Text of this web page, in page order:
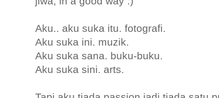
Aku.. aku suka itu. fotografi.
Aku suka ini. muzik.
Aku suka sana. buku-buku.
Aku suka sini. arts.